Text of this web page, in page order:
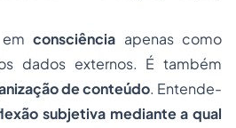
consciência apenas como
dados externos. É também
de conteúdo. Entende-
subjetiva mediante a qual